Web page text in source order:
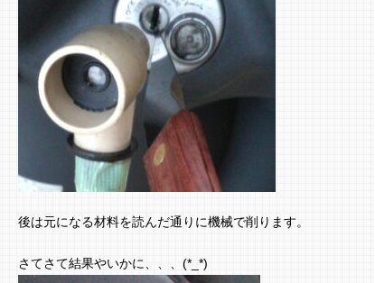
後は元になる材料を読んだ通りに機械で削ります。
さてさて結果やいかに、、、(*_*)